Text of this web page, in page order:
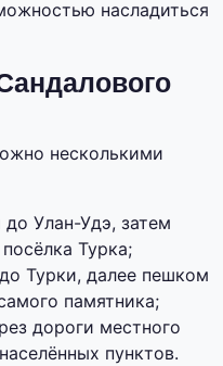
насладиться
несколькими
Улан-Удэ, затем
Турка;
Турки, далее пешком
памятника;
дороги местного
пунктов.